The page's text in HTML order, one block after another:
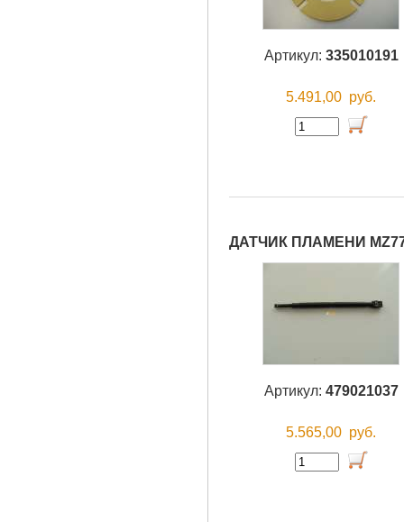
Артикул: 335010191
5.491,00 руб.
ДАТЧИК ПЛАМЕНИ
Артикул: 479021037
5.565,00 руб.